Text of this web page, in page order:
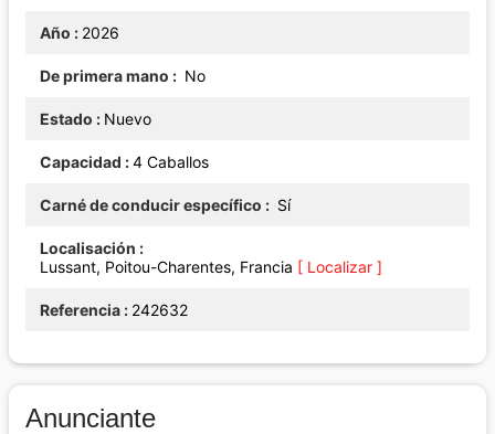
Año 2026
De primera mano No
Estado Nuevo
Capacidad 4 Caballos
Carné de conducir específico Sí
Localisación
Lussant, Poitou-Charentes, Francia [ Localizar ]
Referencia 242632
Anunciante